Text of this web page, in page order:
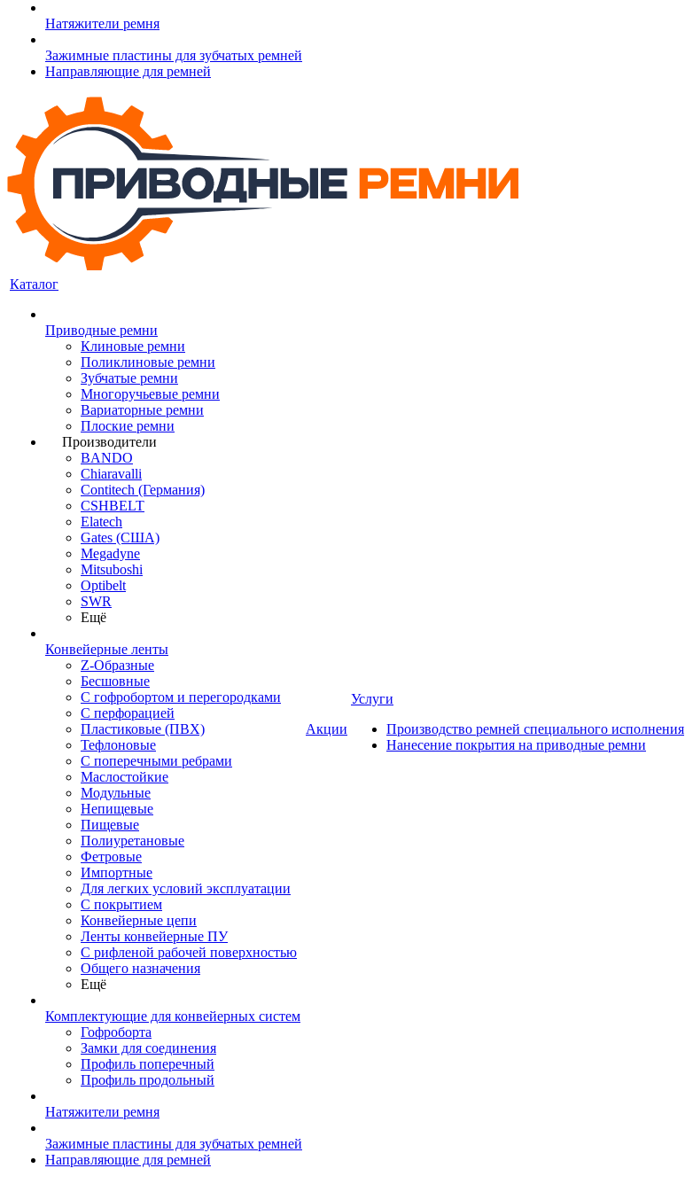
Натяжители ремня
Зажимные пластины для зубчатых ремней
Направляющие для ремней
Каталог
Приводные ремни
Клиновые ремни
Поликлиновые ремни
Зубчатые ремни
Многоручьевые ремни
Вариаторные ремни
Плоские ремни
Производители
BANDO
Chiaravalli
Contitech (Германия)
CSHBELT
Elatech
Gates (США)
Megadyne
Mitsuboshi
Optibelt
SWR
Ещё
Конвейерные ленты
Z-Образные
Бесшовные
С гофробортом и перегородками
С перфорацией
Пластиковые (ПВХ)
Тефлоновые
С поперечными ребрами
Маслостойкие
Модульные
Непищевые
Пищевые
Полиуретановые
Фетровые
Импортные
Для легких условий эксплуатации
С покрытием
Конвейерные цепи
Ленты конвейерные ПУ
С рифленой рабочей поверхностью
Общего назначения
Ещё
Комплектующие для конвейерных систем
Гофроборта
Замки для соединения
Профиль поперечный
Профиль продольный
Натяжители ремня
Зажимные пластины для зубчатых ремней
Направляющие для ремней
Акции
Услуги
Производство ремней специального исполнения
Нанесение покрытия на приводные ремни